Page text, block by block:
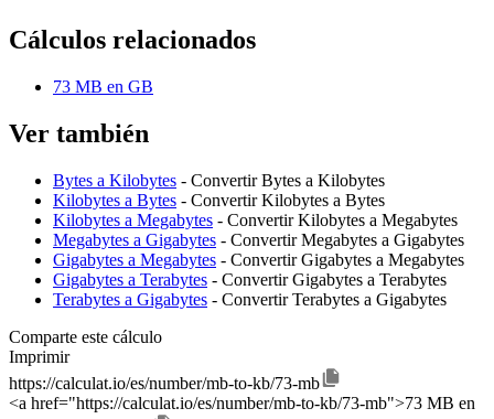
Cálculos relacionados
73 MB en GB
Ver también
Bytes a Kilobytes - Convertir Bytes a Kilobytes
Kilobytes a Bytes - Convertir Kilobytes a Bytes
Kilobytes a Megabytes - Convertir Kilobytes a Megabytes
Megabytes a Gigabytes - Convertir Megabytes a Gigabytes
Gigabytes a Megabytes - Convertir Gigabytes a Megabytes
Gigabytes a Terabytes - Convertir Gigabytes a Terabytes
Terabytes a Gigabytes - Convertir Terabytes a Gigabytes
Comparte este cálculo
Imprimir
https://calculat.io/es/number/mb-to-kb/73-mb
<a href="https://calculat.io/es/number/mb-to-kb/73-mb">73 MB en